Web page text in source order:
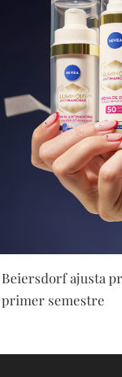
Beiersdorf ajusta
primer semestre